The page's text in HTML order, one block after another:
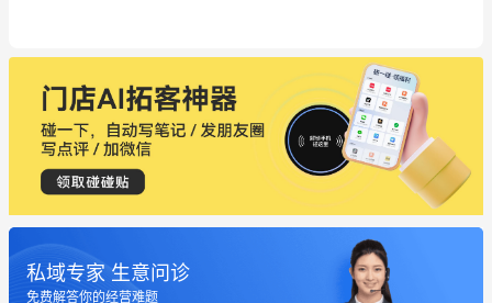
私域专家 生意问诊
免费解答你的经营难题